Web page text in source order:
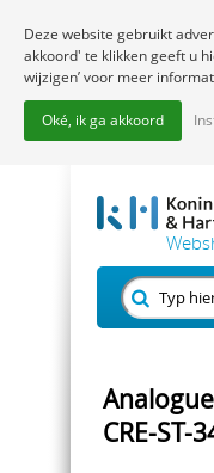
CRE-ST-
Deze website gebruikt
akkoord' te klikken geeft u
wijzigen’ voor meer
Oké, ik ga akkoord